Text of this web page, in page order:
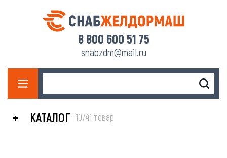
8 800 600 51 75
snabzdm@mail.ru
КАТАЛОГ 10741 товар